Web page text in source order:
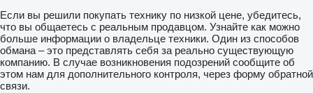
Если вы решили покупать технику по низкой цене, убедитесь,
что вы общаетесь с реальным продавцом. Узнайте как можно
больше информации о владельце техники. Один из способов
обмана – это представлять себя за реально существующую
компанию. В случае возникновения подозрений сообщите об
этом нам для дополнительного контроля, через форму обратной
связи.